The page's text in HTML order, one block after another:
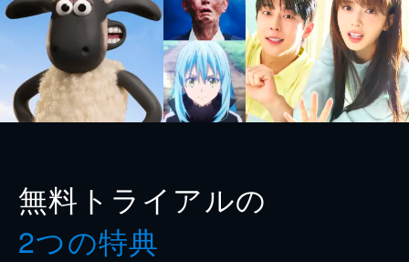
無料トライアルの
2つの特典